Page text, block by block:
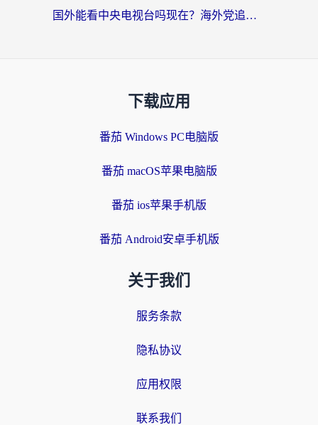
国外能看中央电视台吗现在？海外党追剧看央视的实用指南
下载应用
番茄 Windows PC电脑版
番茄 macOS苹果电脑版
番茄 ios苹果手机版
番茄 Android安卓手机版
关于我们
服务条款
隐私协议
应用权限
联系我们